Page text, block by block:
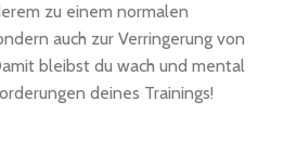
zu einem normalen
auch zur Verringerung von
bleibst du wach und mental
deines Trainings!